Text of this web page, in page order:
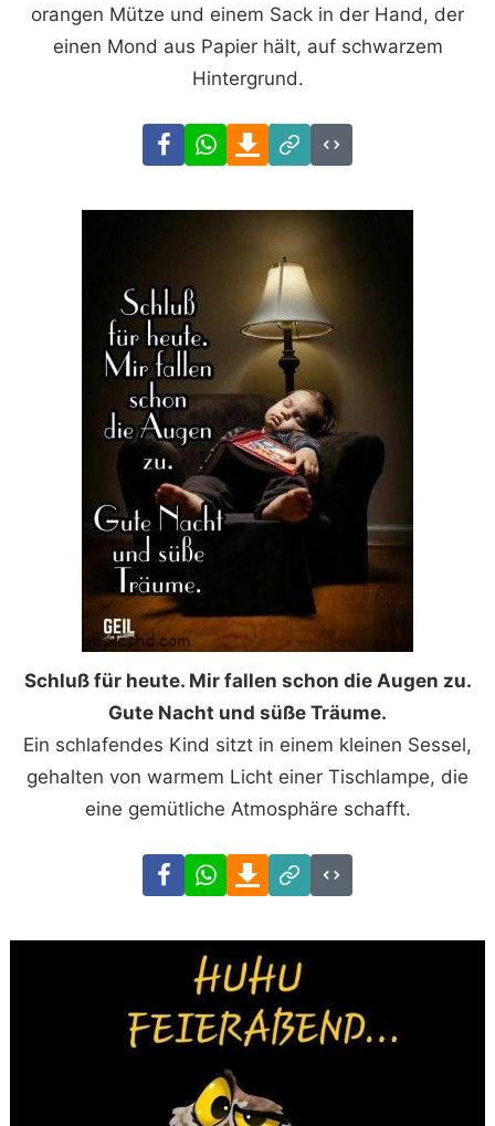
orangen Mütze und einem Sack in der Hand, der
einen Mond aus Papier hält, auf schwarzem
Hintergrund.
FacebookWhatsAppDownload
Link
Code
Schluß für heute. Mir fallen schon die Augen zu.
Gute Nacht und süße Träume.
Ein schlafendes Kind sitzt in einem kleinen Sessel,
gehalten von warmem Licht einer Tischlampe, die
eine gemütliche Atmosphäre schafft.
FacebookWhatsAppDownload
Link
Code